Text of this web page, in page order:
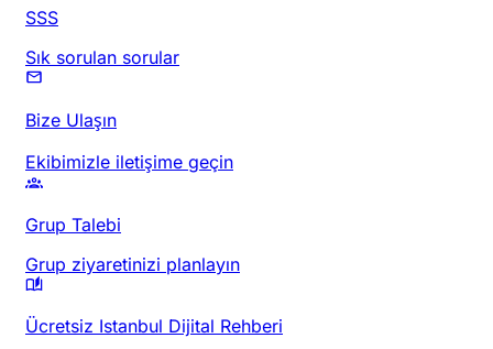
SSS
Sık sorulan sorular
Bize Ulaşın
Ekibimizle iletişime geçin
Grup Talebi
Grup ziyaretinizi planlayın
Ücretsiz Istanbul Dijital Rehberi